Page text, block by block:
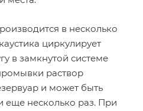
в несколько
циркулирует
в замкнутой системе
раствор
и может быть
еще несколько раз. При